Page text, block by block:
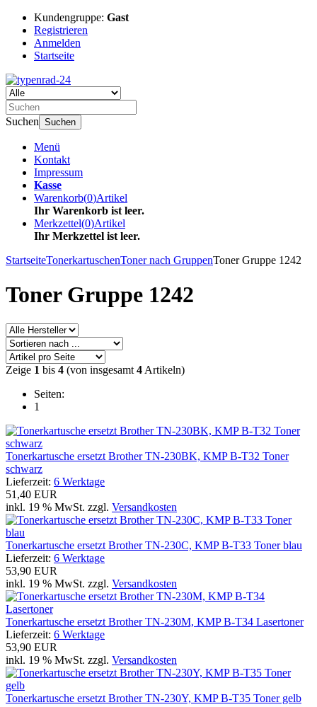
Kundengruppe: Gast
Registrieren
Anmelden
Startseite
Suchen Suchen
Menü
Kontakt
Impressum
Kasse
Warenkorb(0)Artikel
Ihr Warenkorb ist leer.
Merkzettel(0)Artikel
Ihr Merkzettel ist leer.
StartseiteTonerkartuschenToner nach GruppenToner Gruppe 1242
Toner Gruppe 1242
Zeige 1 bis 4 (von insgesamt 4 Artikeln)
Seiten:
1
Tonerkartusche ersetzt Brother TN-230BK, KMP B-T32 Toner
schwarz
Lieferzeit: 6 Werktage
51,40 EUR
inkl. 19 % MwSt. zzgl. Versandkosten
Tonerkartusche ersetzt Brother TN-230C, KMP B-T33 Toner blau
Lieferzeit: 6 Werktage
53,90 EUR
inkl. 19 % MwSt. zzgl. Versandkosten
Tonerkartusche ersetzt Brother TN-230M, KMP B-T34 Lasertoner
Lieferzeit: 6 Werktage
53,90 EUR
inkl. 19 % MwSt. zzgl. Versandkosten
Tonerkartusche ersetzt Brother TN-230Y, KMP B-T35 Toner gelb